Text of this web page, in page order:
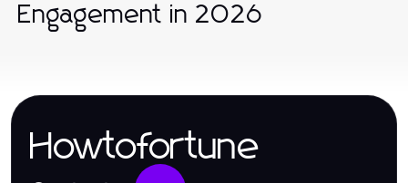
Engagement in 2026
Howtofortune